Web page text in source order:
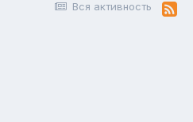
Вся активность